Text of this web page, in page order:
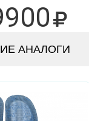
АНАЛОГИ